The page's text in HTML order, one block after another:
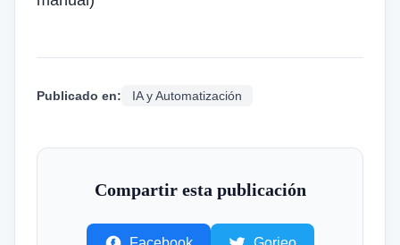
Publicado en: IA y Automatización
Compartir esta publicación